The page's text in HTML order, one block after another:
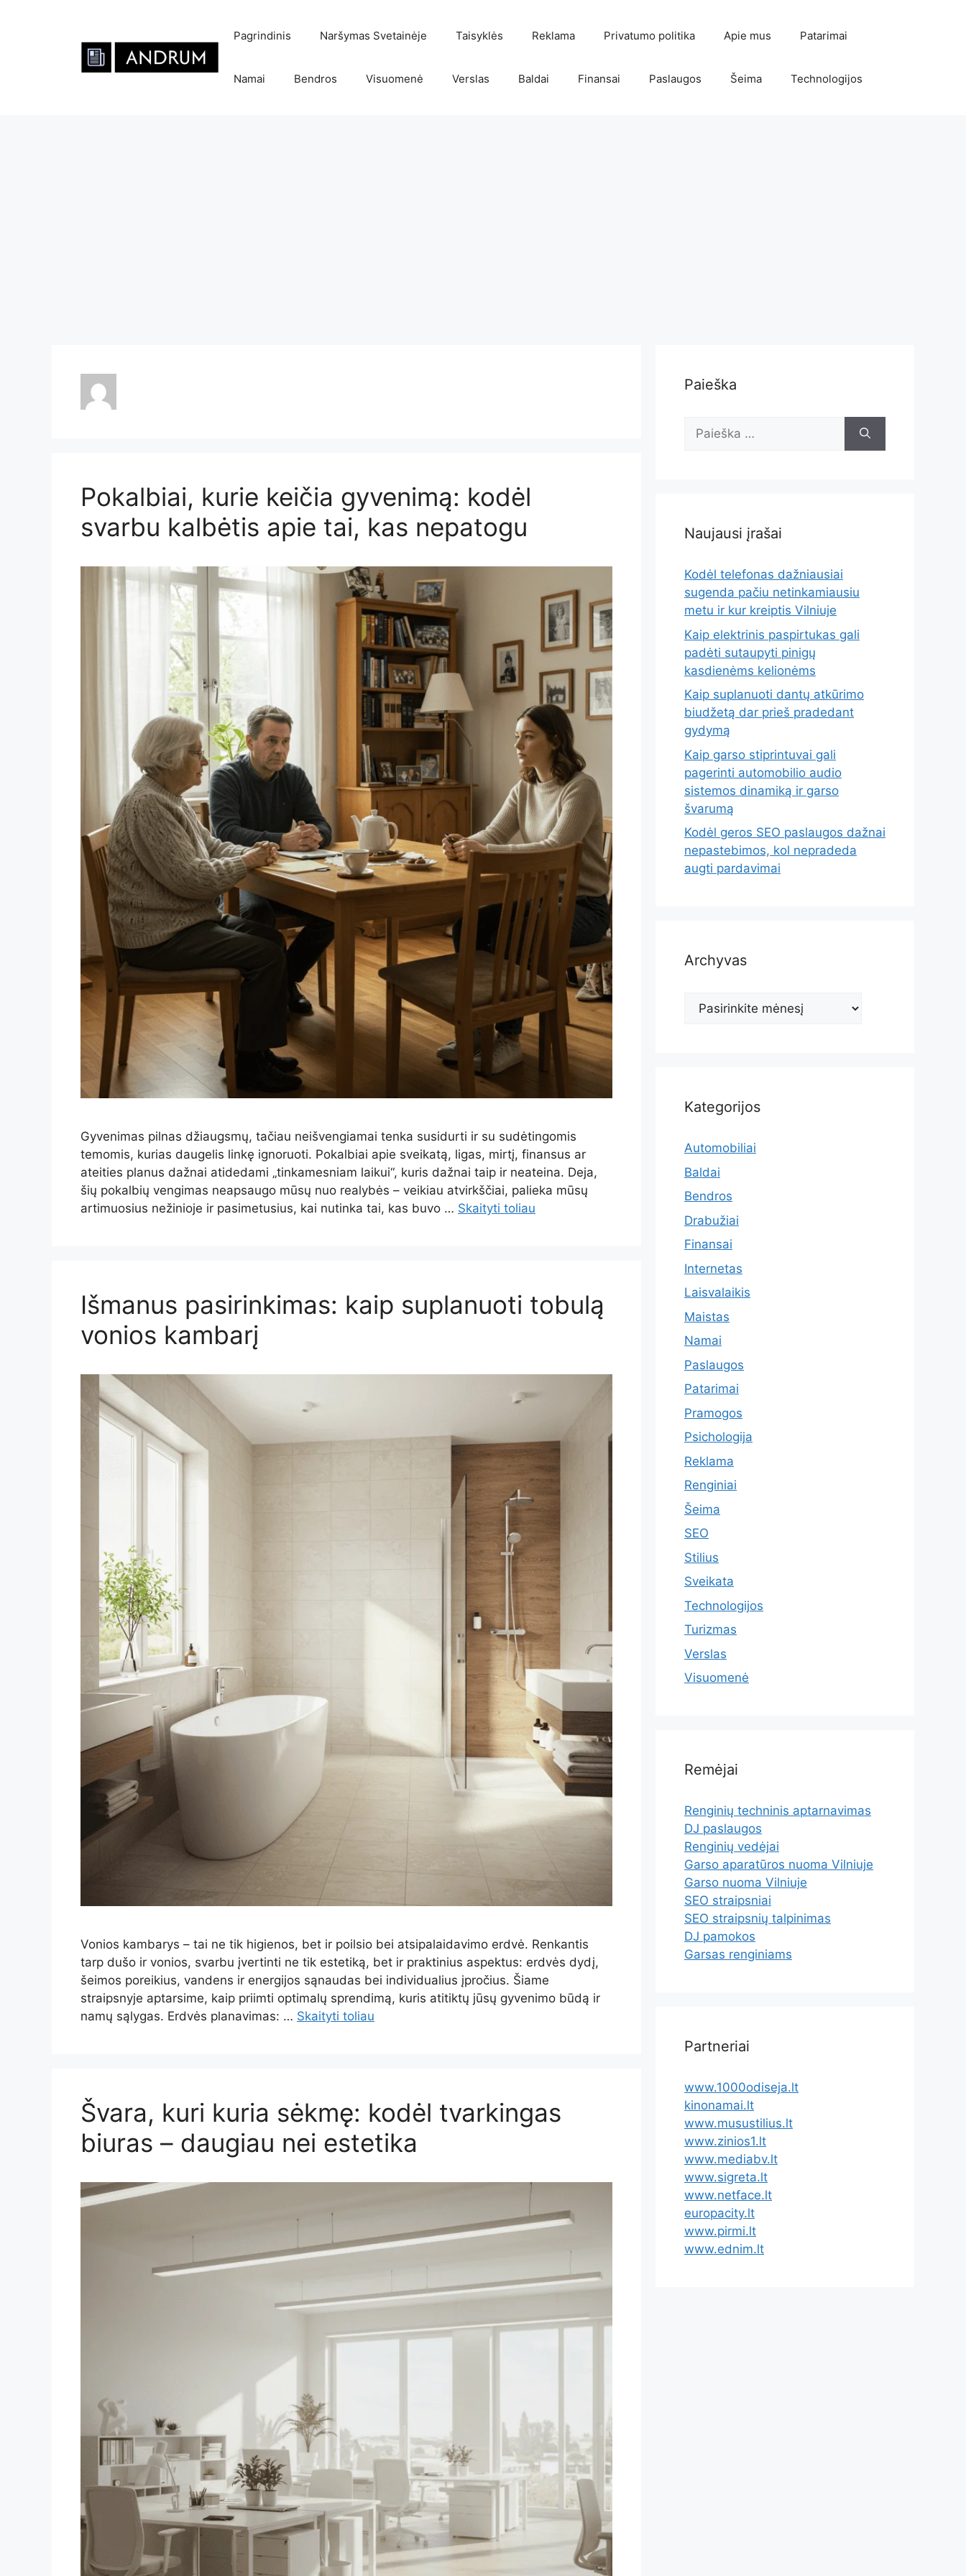
Pagrindinis Naršymas Svetainėje Taisyklės Reklama Privatumo politika Apie mus Patarimai
Namai Bendros Visuomenė Verslas Baldai Finansai Paslaugos Šeima Technologijos
Pokalbiai, kurie keičia gyvenimą: kodėl
svarbu kalbėtis apie tai, kas nepatogu
Gyvenimas pilnas džiaugsmų, tačiau neišvengiamai tenka susidurti ir su sudėtingomis
temomis, kurias daugelis linkę ignoruoti. Pokalbiai apie sveikatą, ligas, mirtį, finansus ar
ateities planus dažnai atidedami „tinkamesniam laikui“, kuris dažnai taip ir neateina. Deja,
šių pokalbių vengimas neapsaugo mūsų nuo realybės – veikiau atvirkščiai, palieka mūsų
artimuosius nežinioje ir pasimetusius, kai nutinka tai, kas buvo … Skaityti toliau
Išmanus pasirinkimas: kaip suplanuoti tobulą
vonios kambarį
Vonios kambarys – tai ne tik higienos, bet ir poilsio bei atsipalaidavimo erdvė. Renkantis
tarp dušo ir vonios, svarbu įvertinti ne tik estetiką, bet ir praktinius aspektus: erdvės dydį,
šeimos poreikius, vandens ir energijos sąnaudas bei individualius įpročius. Šiame
straipsnyje aptarsime, kaip priimti optimalų sprendimą, kuris atitiktų jūsų gyvenimo būdą ir
namų sąlygas. Erdvės planavimas: … Skaityti toliau
Švara, kuri kuria sėkmę: kodėl tvarkingas
biuras – daugiau nei estetika
Paieška
Ieškoti:
Naujausi įrašai
Kodėl telefonas dažniausiai
sugenda pačiu netinkamiausiu
metu ir kur kreiptis Vilniuje
Kaip elektrinis paspirtukas gali
padėti sutaupyti pinigų
kasdienėms kelionėms
Kaip suplanuoti dantų atkūrimo
biudžetą dar prieš pradedant
gydymą
Kaip garso stiprintuvai gali
pagerinti automobilio audio
sistemos dinamiką ir garso
švarumą
Kodėl geros SEO paslaugos dažnai
nepastebimos, kol nepradeda
augti pardavimai
Archyvas
Archyvas
Kategorijos
Automobiliai
Baldai
Bendros
Drabužiai
Finansai
Internetas
Laisvalaikis
Maistas
Namai
Paslaugos
Patarimai
Pramogos
Psichologija
Reklama
Renginiai
Šeima
SEO
Stilius
Sveikata
Technologijos
Turizmas
Verslas
Visuomenė
Remėjai
Renginių techninis aptarnavimas
DJ paslaugos
Renginių vedėjai
Garso aparatūros nuoma Vilniuje
Garso nuoma Vilniuje
SEO straipsniai
SEO straipsnių talpinimas
DJ pamokos
Garsas renginiams
Partneriai
www.1000odiseja.lt
kinonamai.lt
www.musustilius.lt
www.zinios1.lt
www.mediabv.lt
www.sigreta.lt
www.netface.lt
europacity.lt
www.pirmi.lt
www.ednim.lt